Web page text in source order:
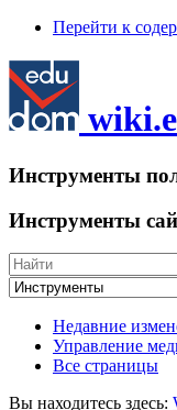
Перейти к
Инструменты
Инструменты
Недавние
Управление
Все страницы
Вы находитесь здесь: